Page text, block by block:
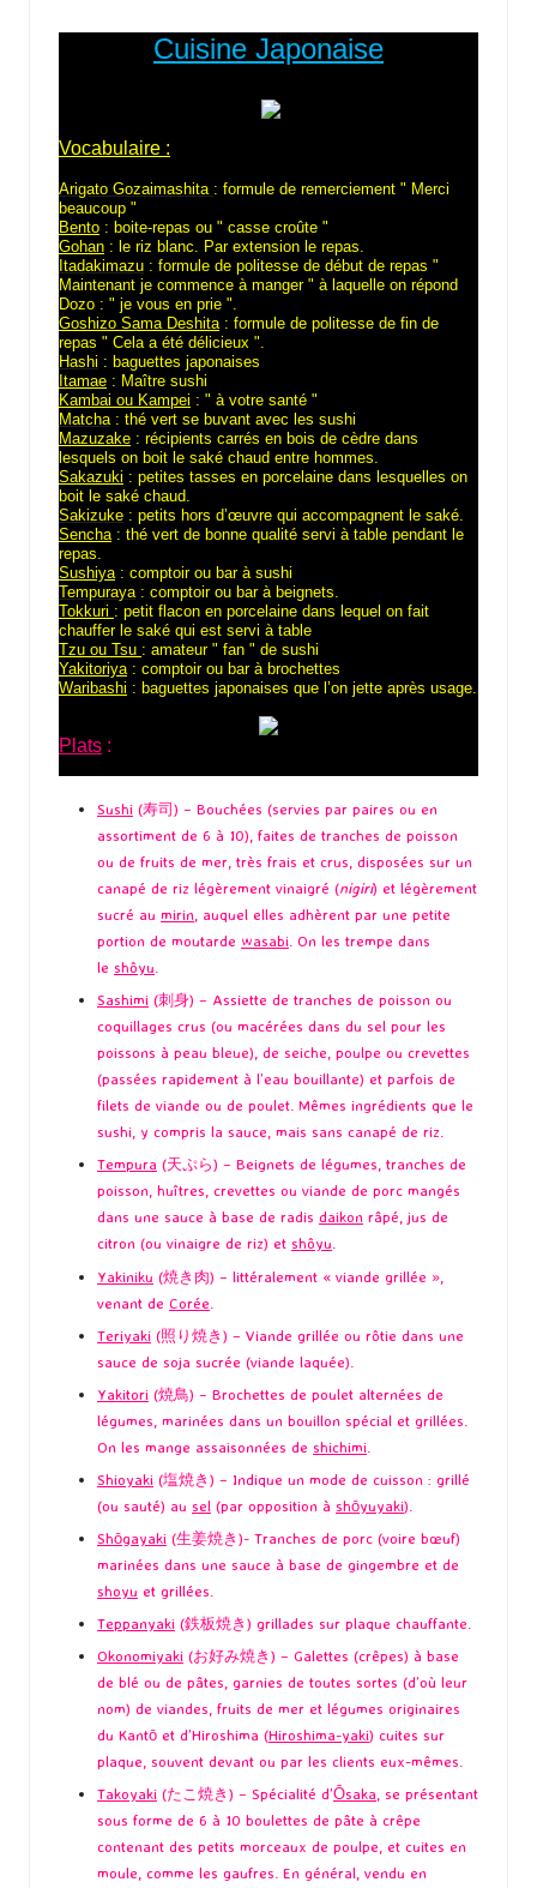
Cuisine Japonaise
Vocabulaire :
Arigato Gozaimashita : formule de remerciement " Merci
beaucoup "
Bento : boite-repas ou " casse croûte "
Gohan : le riz blanc. Par extension le repas.
Itadakimazu : formule de politesse de début de repas "
Maintenant je commence à manger " à laquelle on répond
Dozo : " je vous en prie ".
Goshizo Sama Deshita: formule de politesse de fin de
repas " Cela a été délicieux ".
Hashi : baguettes japonaises
Itamae : Maître sushi
Kambai ou Kampei : " à votre santé "
Matcha: thé vert se buvant avec les sushi
Mazuzake : récipients carrés en bois de cèdre dans
lesquels on boit le saké chaud entre hommes.
Sakazuki : petites tasses en porcelaine dans lesquelles on
boit le saké chaud.
Sakizuke : petits hors d’œuvre qui accompagnent le saké.
Sencha: thé vert de bonne qualité servi à table pendant le
repas.
Sushiya: comptoir ou bar à sushi
Tempuraya: comptoir ou bar à beignets.
Tokkuri : petit flacon en porcelaine dans lequel on fait
chauffer le saké qui est servi à table
Tzu ou Tsu : amateur " fan " de sushi
Yakitoriya: comptoir ou bar à brochettes
Waribashi : baguettes japonaises que l’on jette après usage.
Plats :
Sushi (寿司) – Bouchées (servies par paires ou en
assortiment de 6 à 10), faites de tranches de poisson
ou de fruits de mer, très frais et crus, disposées sur un
canapé de riz légèrement vinaigré (nigiri) et légèrement
sucré au mirin, auquel elles adhèrent par une petite
portion de moutarde wasabi. On les trempe dans
le shôyu.
Sashimi (刺身) – Assiette de tranches de poisson ou
coquillages crus (ou macérées dans du sel pour les
poissons à peau bleue), de seiche, poulpe ou crevettes
(passées rapidement à l’eau bouillante) et parfois de
filets de viande ou de poulet. Mêmes ingrédients que le
sushi, y compris la sauce, mais sans canapé de riz.
Tempura (天ぷら) – Beignets de légumes, tranches de
poisson, huîtres, crevettes ou viande de porc mangés
dans une sauce à base de radis daikon râpé, jus de
citron (ou vinaigre de riz) et shôyu.
Yakiniku (焼き肉) – littéralement « viande grillée »,
venant de Corée
Teriyaki (照り焼き) – Viande grillée ou rôtie dans une
sauce de soja sucrée (viande laquée).
Yakitori (焼鳥) – Brochettes de poulet alternées de
légumes, marinées dans un bouillon spécial et grillées.
On les mange assaisonnées de shichimi
Shioyaki (塩焼き) – Indique un mode de cuisson : grillé
(ou sauté) au sel (par opposition à shōyuyaki).
Shōgayaki (生姜焼き)- Tranches de porc (voire bœuf)
marinées dans une sauce à base de gingembre et de
shoyu et grillées.
Teppanyaki (鉄板焼き) grillades sur plaque chauffante.
Okonomiyaki (お好み焼き) – Galettes (crêpes) à base
de blé ou de pâtes, garnies de toutes sortes (d’où leur
nom) de viandes, fruits de mer et légumes originaires
du Kantō et d’Hiroshima (Hiroshima-yaki) cuites sur
plaque, souvent devant ou par les clients eux-mêmes.
Takoyaki (たこ焼き) – Spécialité d’Ōsaka, se présentant
sous forme de 6 à 10 boulettes de pâte à crêpe
contenant des petits morceaux de poulpe, et cuites en
moule, comme les gaufres. En général, vendu en